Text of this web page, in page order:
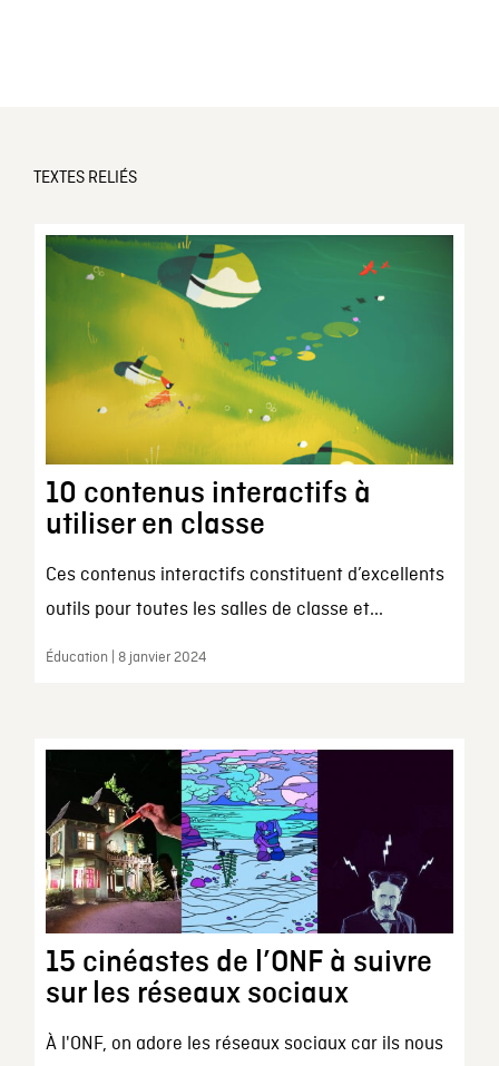
TEXTES RELIÉS
10 contenus interactifs à
utiliser en classe
Ces contenus interactifs constituent d’excellents
outils pour toutes les salles de classe et...
Éducation | 8 janvier 2024
15 cinéastes de l’ONF à suivre
sur les réseaux sociaux
À l'ONF, on adore les réseaux sociaux car ils nous